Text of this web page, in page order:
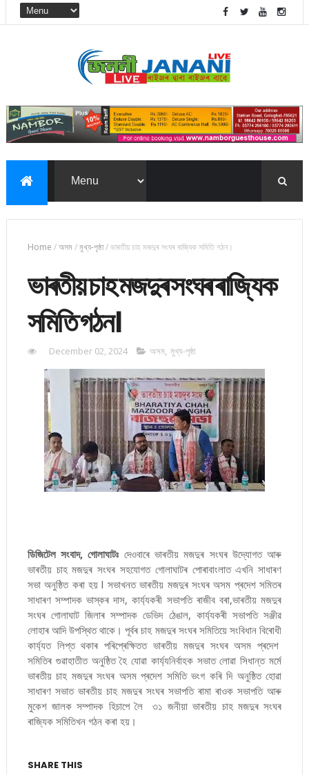
Home /অসম/মুখ্য-পৃষ্ঠা/ভাৰতীয় চাহ মজদুৰ সংঘৰ ৰাজ্যিক সমিতি গঠন।
ভাৰতীয় চাহ মজদুৰ সংঘৰ ৰাজ্যিক
সমিতি গঠন।
December 02, 2024 অসম, মুখ্য-পৃষ্ঠা
ডিজিটেল সংবাদ, গোলাঘাটঃ দেওবাৰে ভাৰতীয় মজদুৰ সংঘৰ উদ্যোগত আৰু
ভাৰতীয় চাহ মজদুৰ সংঘৰ সহযোগত গোলাঘাটৰ পোৰাবাংলাত এখনি সাধাৰণ
সভা অনুষ্ঠিত কৰা হয় l সভাখনত ভাৰতীয় মজদুৰ সংঘৰ অসম প্ৰদেশ সমিতৰ
সাধাৰণ সম্পাদক ভাস্কৰ দাস, কাৰ্য্যকৰী সভাপতি ৰাজীব বৰা,ভাৰতীয় মজদুৰ
সংঘৰ গোলাঘাট জিলাৰ সম্পাদক ডেভিদ ঠেঙাল, কাৰ্য্যকৰী সভাপতি সঞ্জীৱ
লোহাৰ আদি উপস্থিত থাকে। পূৰ্বৰ চাহ মজদুৰ সংঘৰ সমিতিয়ে সংবিধান বিৰোধী
কাৰ্য্যত লিপ্ত থকাৰ পৰিপ্ৰেক্ষিতত ভাৰতীয় মজদুৰ সংঘৰ অসম প্ৰদেশ
সমিতিৰ গুৱাহাতীত অনুষ্ঠিত হৈ যোৱা কাৰ্য্যনিৰ্বাহক সভাত লোৱা সিধান্ত মৰ্মে
ভাৰতীয় চাহ মজদুৰ সংঘৰ অসম প্ৰদেশ সমিতি ভংগ কৰি দি অনুষ্ঠিত হোৱা
সাধাৰণ সভাত ভাৰতীয় চাহ মজদুৰ সংঘৰ সভাপতি ৰামা ৰাওক সভাপতি আৰু
মুকেশ জালক সম্পাদক হিচাপে লৈ ৩১ জনীয়া ভাৰতীয় চাহ মজদুৰ সংঘৰ
ৰাজ্যিক সমিতিখন গঠন কৰা হয়।
SHARE THIS